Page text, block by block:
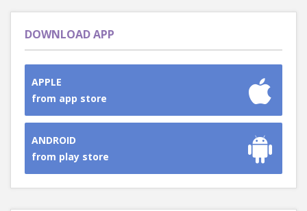
DOWNLOAD APP
APPLE
from app store
ANDROID
from play store